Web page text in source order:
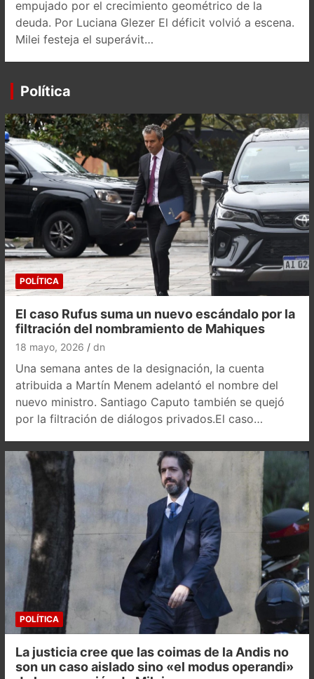
empujado por el crecimiento geométrico de la
deuda. Por Luciana Glezer El déficit volvió a escena.
Milei festeja el superávit…
Política
POLÍTICA
El caso Rufus suma un nuevo escándalo por la
filtración del nombramiento de Mahiques
18 mayo, 2026 dn
Una semana antes de la designación, la cuenta
atribuida a Martín Menem adelantó el nombre del
nuevo ministro. Santiago Caputo también se quejó
por la filtración de diálogos privados.El caso…
POLÍTICA
La justicia cree que las coimas de la Andis no
son un caso aislado sino «el modus operandi»